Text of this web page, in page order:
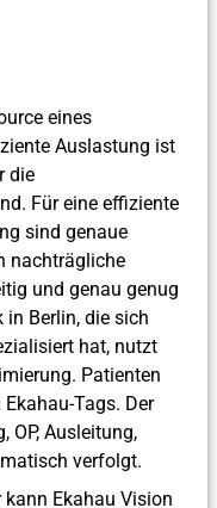
eines
Auslastung ist
die
Für eine effiziente
sind genaue
nachträgliche
und genau genug
in Berlin, die sich
hat, nutzt
Patienten
Tags. Der
OP, Ausleitung,
verfolgt.
Ekahau Vision